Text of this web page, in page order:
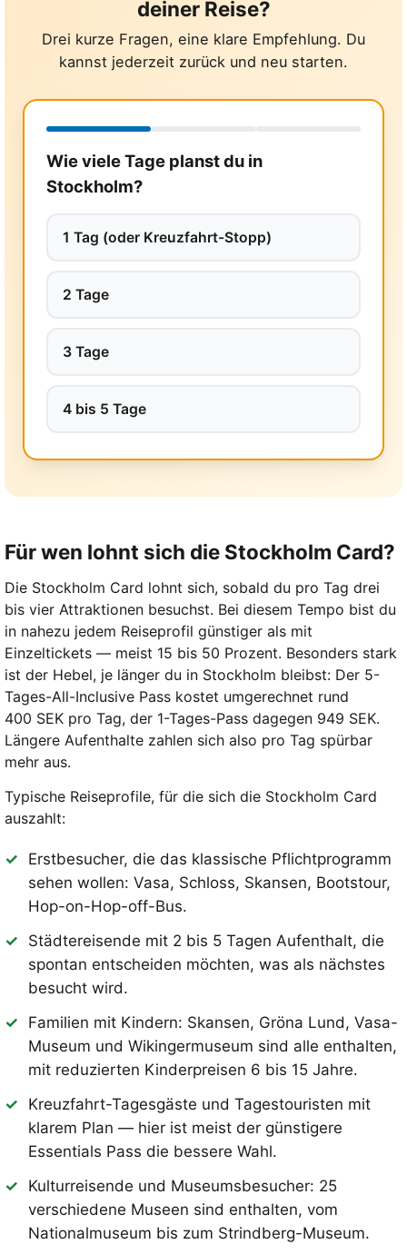
deiner Reise?
Drei kurze Fragen, eine klare Empfehlung. Du
kannst jederzeit zurück und neu starten.
Wie viele Tage planst du in
Stockholm?
1 Tag (oder Kreuzfahrt-Stopp)
2 Tage
3 Tage
4 bis 5 Tage
Für wen lohnt sich die Stockholm Card?
Die Stockholm Card lohnt sich, sobald du pro Tag drei
bis vier Attraktionen besuchst. Bei diesem Tempo bist du
in nahezu jedem Reiseprofil günstiger als mit
Einzeltickets — meist 15 bis 50 Prozent. Besonders stark
ist der Hebel, je länger du in Stockholm bleibst: Der 5-
Tages-All-Inclusive Pass kostet umgerechnet rund
400 SEK pro Tag, der 1-Tages-Pass dagegen 949 SEK.
Längere Aufenthalte zahlen sich also pro Tag spürbar
mehr aus.
Typische Reiseprofile, für die sich die Stockholm Card
auszahlt:
Erstbesucher, die das klassische Pflichtprogramm
sehen wollen: Vasa, Schloss, Skansen, Bootstour,
Hop-on-Hop-off-Bus.
Städtereisende mit 2 bis 5 Tagen Aufenthalt, die
spontan entscheiden möchten, was als nächstes
besucht wird.
Familien mit Kindern: Skansen, Gröna Lund, Vasa-
Museum und Wikingermuseum sind alle enthalten,
mit reduzierten Kinderpreisen 6 bis 15 Jahre.
Kreuzfahrt-Tagesgäste und Tagestouristen mit
klarem Plan — hier ist meist der günstigere
Essentials Pass die bessere Wahl.
Kulturreisende und Museumsbesucher: 25
verschiedene Museen sind enthalten, vom
Nationalmuseum bis zum Strindberg-Museum.